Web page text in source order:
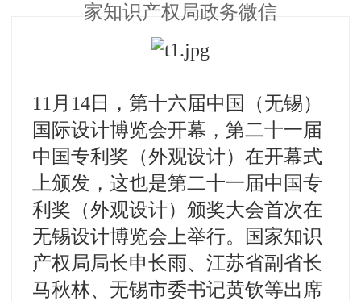
家知识产权局政务微信
11月14日，第十六届中国（无锡）
国际设计博览会开幕，第二十一届
中国专利奖（外观设计）在开幕式
上颁发，这也是第二十一届中国专
利奖（外观设计）颁奖大会首次在
无锡设计博览会上举行。国家知识
产权局局长申长雨、江苏省副省长
马秋林、无锡市委书记黄钦等出席